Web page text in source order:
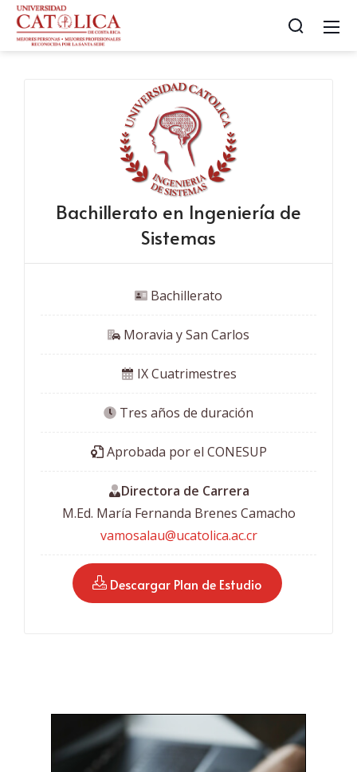
Bachillerato en Ingeniería de
Sistemas
Bachillerato
Moravia y San Carlos
IX Cuatrimestres
Tres años de duración
Aprobada por el CONESUP
Directora de Carrera
M.Ed. María Fernanda Brenes Camacho
vamosalau@ucatolica.ac.cr
Descargar Plan de Estudio